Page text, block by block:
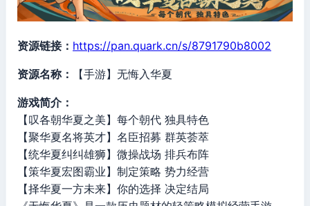
资源链接： https://pan.quark.cn/s/8791790b8002
资源名称： 【手游】无悔入华夏
游戏简介：
【叹各朝华夏之美】每个朝代 独具特色
【聚华夏名将英才】名臣招募 群英荟萃
【统华夏纠纠雄狮】微操战场 排兵布阵
【策华夏宏图霸业】制定策略 势力经营
【择华夏一方未来】你的选择 决定结局